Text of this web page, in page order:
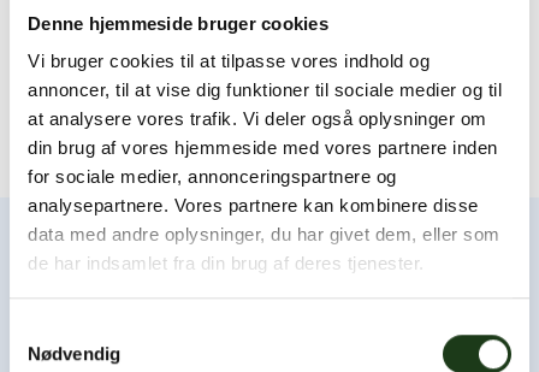
Denne hjemmeside bruger cookies
Vi bruger cookies til at tilpasse vores indhold og
annoncer, til at vise dig funktioner til sociale medier og til
at analysere vores trafik. Vi deler også oplysninger om
din brug af vores hjemmeside med vores partnere inden
for sociale medier, annonceringspartnere og
analysepartnere. Vores partnere kan kombinere disse
data med andre oplysninger, du har givet dem, eller som
de har indsamlet fra din brug af deres tjenester.
Nødvendig
Du er også velkommen til at
afdeling i Stenløse
. Afdelingen servicerer
området omkring Veksø.